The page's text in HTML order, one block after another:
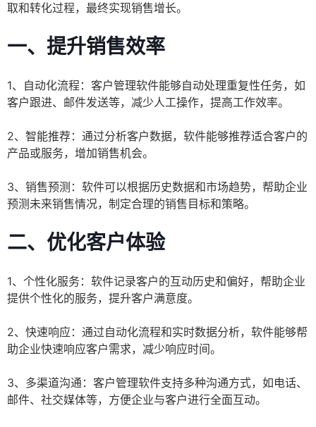
取和转化过程，最终实现销售增长。
一、提升销售效率
1、自动化流程：客户管理软件能够自动处理重复性任务，如
客户跟进、邮件发送等，减少人工操作，提高工作效率。
2、智能推荐：通过分析客户数据，软件能够推荐适合客户的
产品或服务，增加销售机会。
3、销售预测：软件可以根据历史数据和市场趋势，帮助企业
预测未来销售情况，制定合理的销售目标和策略。
二、优化客户体验
1、个性化服务：软件记录客户的互动历史和偏好，帮助企业
提供个性化的服务，提升客户满意度。
2、快速响应：通过自动化流程和实时数据分析，软件能够帮
助企业快速响应客户需求，减少响应时间。
3、多渠道沟通：客户管理软件支持多种沟通方式，如电话、
邮件、社交媒体等，方便企业与客户进行全面互动。